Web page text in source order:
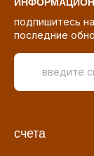
подпишитесь
последние
счета